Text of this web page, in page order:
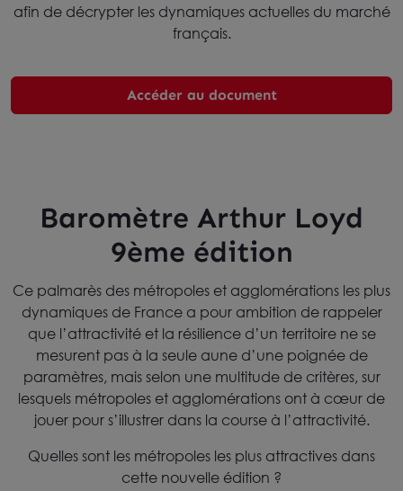
afin de décrypter les dynamiques actuelles du marché
français.
Accéder au document
Baromètre Arthur Loyd
9ème édition
Ce palmarès des métropoles et agglomérations les plus
dynamiques de France a pour ambition de rappeler
que l’attractivité et la résilience d’un territoire ne se
mesurent pas à la seule aune d’une poignée de
paramètres, mais selon une multitude de critères, sur
lesquels métropoles et agglomérations ont à cœur de
jouer pour s’illustrer dans la course à l’attractivité.
Quelles sont les métropoles les plus attractives dans
cette nouvelle édition ?